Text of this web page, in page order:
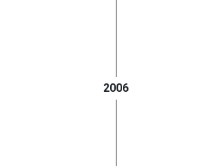
2006